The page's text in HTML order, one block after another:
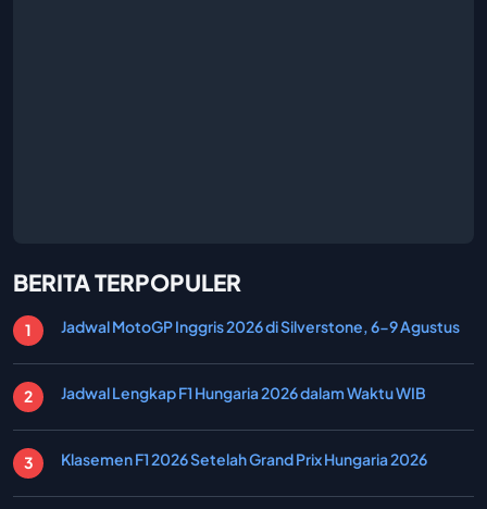
BERITA TERPOPULER
Jadwal MotoGP Inggris 2026 di Silverstone, 6-9 Agustus
Jadwal Lengkap F1 Hungaria 2026 dalam Waktu WIB
Klasemen F1 2026 Setelah Grand Prix Hungaria 2026